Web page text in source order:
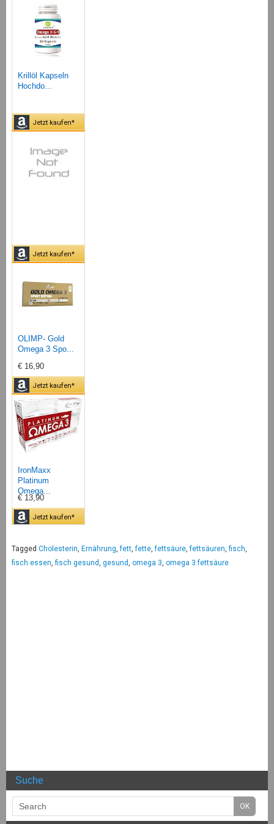
Krillöl Kapseln
Hochdo...
Jetzt kaufen*
Jetzt kaufen*
OLIMP- Gold
Omega 3 Spo...
€ 16,90
Jetzt kaufen*
IronMaxx
Platinum
Omega...
€ 13,90
Jetzt kaufen*
Tagged Cholesterin Ernährung ,fett,fette,fettsäure,fettsäuren ,fisch
fisch essen ,fisch gesund gesund omega 3 omega 3 fettsäure
Suche